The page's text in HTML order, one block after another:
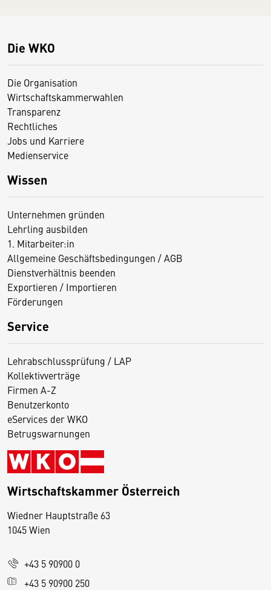
Die WKO
Die Organisation
Wirtschaftskammerwahlen
Transparenz
Rechtliches
Jobs und Karriere
Medienservice
Wissen
Unternehmen gründen
Lehrling ausbilden
1. Mitarbeiter:in
Allgemeine Geschäftsbedingungen / AGB
Dienstverhältnis beenden
Exportieren / Importieren
Förderungen
Service
Lehrabschlussprüfung / LAP
Kollektivverträge
Firmen A-Z
Benutzerkonto
eServices der WKO
Betrugswarnungen
Wirtschaftskammer Österreich
Wiedner Hauptstraße 63
1045 Wien
+43 5 90900 0
+43 5 90900 250
D
s
e